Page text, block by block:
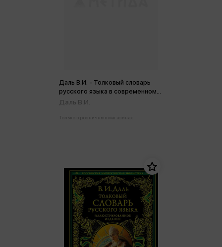
Даль В.И. - Толковый словарь
русского языка в современном
написании
Даль В.И.